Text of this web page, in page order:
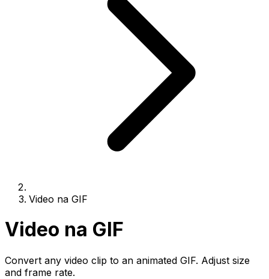
Video na GIF
Video na GIF
Convert any video clip to an animated GIF. Adjust size
and frame rate.